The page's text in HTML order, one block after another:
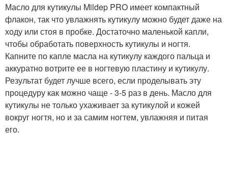
Масло для кутикулы Mildep PRO имеет компактный
флакон, так что увлажнять кутикулу можно будет даже на
ходу или стоя в пробке. Достаточно маленькой капли,
чтобы обработать поверхность кутикулы и ногтя.
Капните по капле масла на кутикулу каждого пальца и
аккуратно вотрите ее в ногтевую пластину и кутикулу.
Результат будет лучше всего, если проделывать эту
процедуру как можно чаще - 3-5 раз в день. Масло для
кутикулы не только ухаживает за кутикулой и кожей
вокруг ногтя, но и за самим ногтем, увлажняя и питая
его.